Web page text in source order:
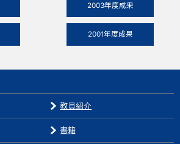
2003年度成果
2001年度成果
教員紹介
書籍